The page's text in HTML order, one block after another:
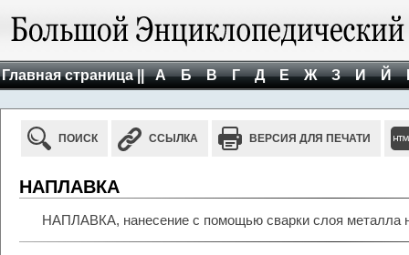
Главная страница || А Б В Г Д Е Ж З И Й
ПОИСК ССЫЛКА ВЕРСИЯ ДЛЯ ПЕЧАТИ
НАПЛАВКА
НАПЛАВКА, нанесение с помощью сварки слоя металла